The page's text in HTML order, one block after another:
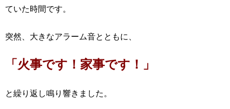
ていた時間です。
突然、大きなアラーム音とともに、
「火事です！家事です！」
と繰り返し鳴り響きました。